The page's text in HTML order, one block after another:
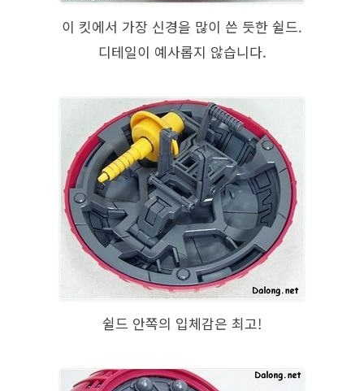
이 킷에서 가장 신경을 많이 쓴 듯한 쉴드.
디테일이 예사롭지 않습니다.
쉴드 안쪽의 입체감은 최고!